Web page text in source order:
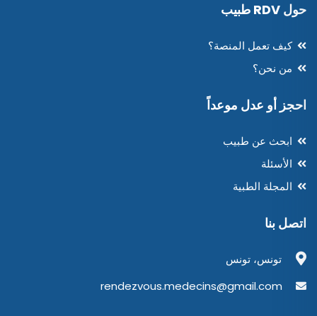
حول RDV طبيب
كيف تعمل المنصة؟
من نحن؟
احجز أو عدل موعداً
ابحث عن طبيب
الأسئلة
المجلة الطبية
اتصل بنا
تونس، تونس